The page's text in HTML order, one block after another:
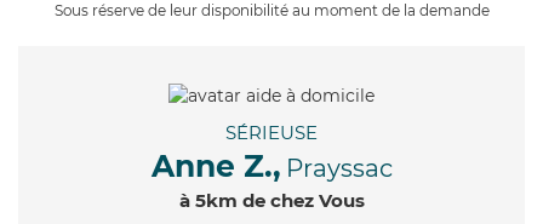
Sous réserve de leur disponibilité au moment de la demande
SÉRIEUSE
Anne Z., Prayssac
à 5km de chez Vous